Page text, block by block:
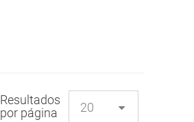
Resultados
por página